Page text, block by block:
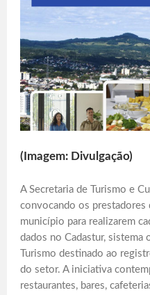
(Imagem: Divulgação)
A Secretaria de Turismo e
convocando os
município para realizarem
dados no Cadastur,
Turismo destinado ao
do setor. A iniciativa
restaurantes, bares,